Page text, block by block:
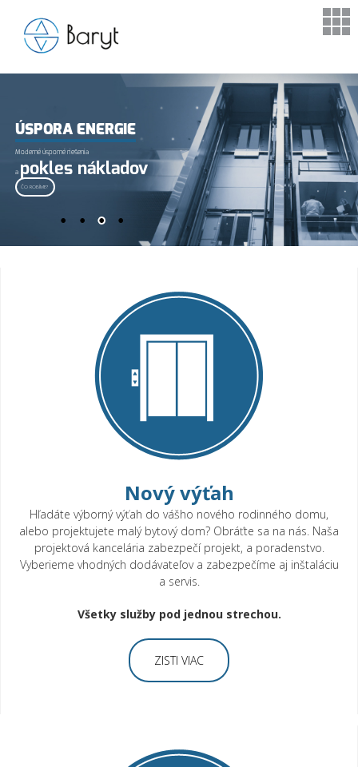
Výťahy
Kabíny
Dvere
Ovládače
Rozvádzače
Stroje
Modernizácia výťahu
Servis výťahu
Základny servis
Kombinovaný servis
Komplexný servis
Elektrovýzbroj
Výťahové stroje
Nosné prostriedky
Rýchlostné regulátory
ÚSPORA ENERGIE
Moderné úsporné riešenia
a pokles nákladov
ČO ROBÍME?
Nový výťah
Hľadáte výborný výťah do vášho nového rodinného domu,
alebo projektujete malý bytový dom? Obráťte sa na nás. Naša
projektová kancelária zabezpečí projekt, a poradenstvo.
Vyberieme vhodných dodávateľov a zabezpečíme aj inštaláciu
a servis.
Všetky služby pod jednou strechou.
ZISTI VIAC